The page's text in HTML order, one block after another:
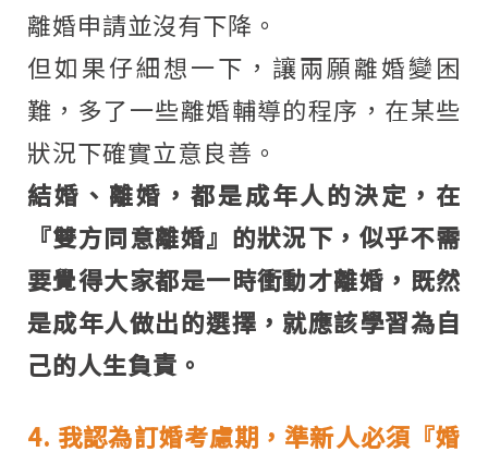
離婚申請並沒有下降。
但如果仔細想一下，讓兩願離婚變困
難，多了一些離婚輔導的程序，在某些
狀況下確實立意良善。
結婚、離婚，都是成年人的決定，在
『雙方同意離婚』的狀況下，似乎不需
要覺得大家都是一時衝動才離婚，既然
是成年人做出的選擇，就應該學習為自
己的人生負責。
4. 我認為訂婚考慮期，準新人必須『婚